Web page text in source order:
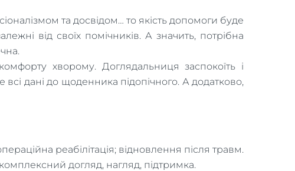
та досвідом… то якість допомоги буде
від своїх помічників. А значить, потрібна
хворому. Доглядальниця заспокоїть і
дані до щоденника підопічного. А додатково,
реабілітація; відновлення після травм.
догляд, нагляд, підтримка.